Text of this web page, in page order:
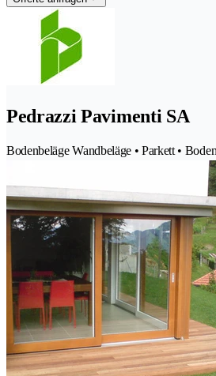
Pedrazzi Pavimenti SA
Bodenbeläge Wandbeläge • Parkett •